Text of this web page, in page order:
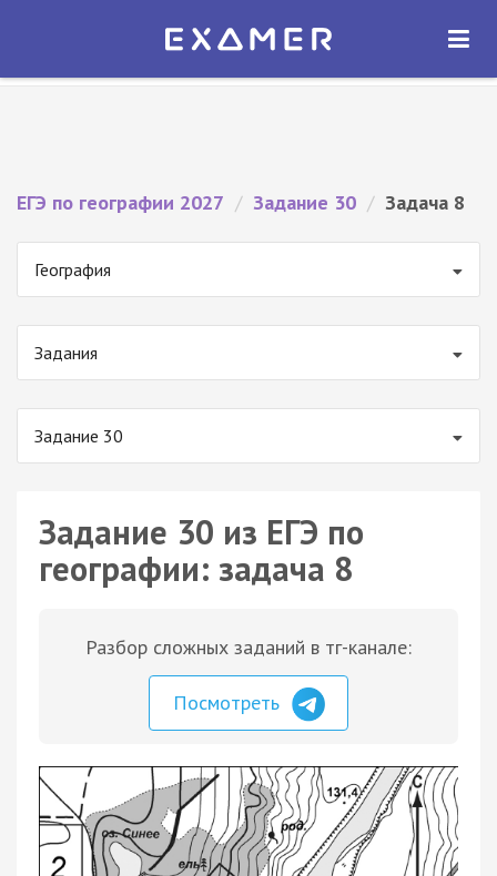
Экзамер — ЕГЭ 2027
ОТКРЫТЬ
ЕГЭ по географии 2027 / Задание 30 / Задача 8
География
Задания
Задание 30
Задание 30 из ЕГЭ по
географии: задача 8
Разбор сложных заданий в тг-канале:
Посмотреть